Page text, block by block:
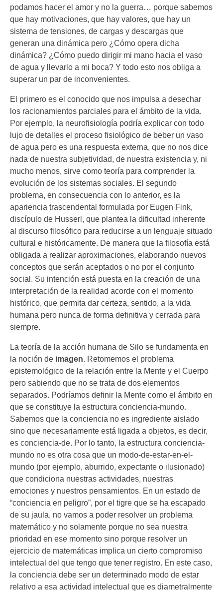
podamos hacer el amor y no la guerra… porque sabemos
que hay motivaciones, que hay valores, que hay un
sistema de tensiones, de cargas y descargas que
generan una dinámica pero ¿Cómo opera dicha
dinámica? ¿Cómo puedo dirigir mi mano hacia el vaso
de agua y llevarlo a mi boca? Y todo esto nos obliga a
superar un par de inconvenientes.
El primero es el conocido que nos impulsa a desechar
los racionamientos parciales para el ámbito de la vida.
Por ejemplo, la neurofisiología podría explicar con todo
lujo de detalles el proceso fisiológico de beber un vaso
de agua pero es una respuesta externa, que no nos dice
nada de nuestra subjetividad, de nuestra existencia y, ni
mucho menos, sirve como teoría para comprender la
evolución de los sistemas sociales. El segundo
problema, en consecuencia con lo anterior, es la
apariencia trascendental formulada por Eugen Fink,
discípulo de Husserl, que plantea la dificultad inherente
al discurso filosófico para reducirse a un lenguaje situado
cultural e históricamente. De manera que la filosofía está
obligada a realizar aproximaciones, elaborando nuevos
conceptos que serán aceptados o no por el conjunto
social. Su intención está puesta en la creación de una
interpretación de la realidad acorde con el momento
histórico, que permita dar certeza, sentido, a la vida
humana pero nunca de forma definitiva y cerrada para
siempre.
La teoría de la acción humana de Silo se fundamenta en
la noción de imagen. Retomemos el problema
epistemológico de la relación entre la Mente y el Cuerpo
pero sabiendo que no se trata de dos elementos
separados. Podríamos definir la Mente como el ámbito en
que se constituye la estructura conciencia-mundo.
Sabemos que la conciencia no es ingrediente aislado
sino que necesariamente está ligada a objetos, es decir,
es conciencia-de. Por lo tanto, la estructura conciencia-
mundo no es otra cosa que un modo-de-estar-en-el-
mundo (por ejemplo, aburrido, expectante o ilusionado)
que condiciona nuestras actividades, nuestras
emociones y nuestros pensamientos. En un estado de
“conciencia en peligro”, por el tigre que se ha escapado
de su jaula, no vamos a poder resolver un problema
matemático y no solamente porque no sea nuestra
prioridad en ese momento sino porque resolver un
ejercicio de matemáticas implica un cierto compromiso
intelectual del que tengo que tener registro. En este caso,
la conciencia debe ser un determinado modo de estar
relativo a esa actividad intelectual que es diametralmente